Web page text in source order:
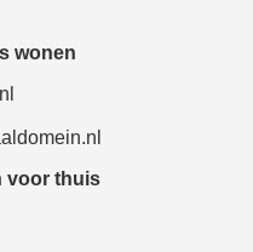
wonen
voor thuis